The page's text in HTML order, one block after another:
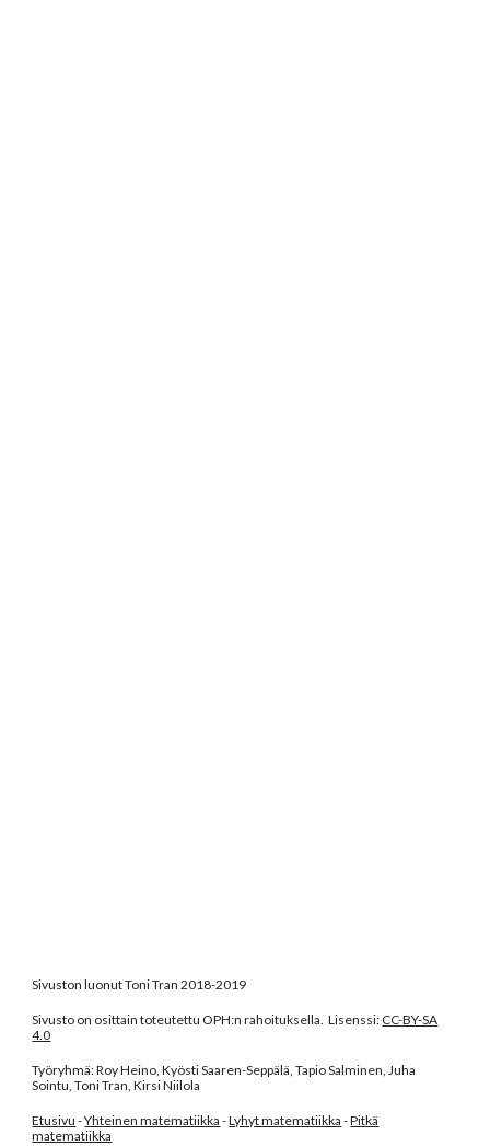
Sivuston luonut Toni Tran 2018-2019
Sivusto on osittain toteutettu OPH:n rahoituksella. Lisenssi: CC-BY-SA
4.0
Työryhmä: Roy Heino, Kyösti Saaren-Seppälä, Tapio Salminen, Juha
Sointu, Toni Tran, Kirsi Niilola
Etusivu -Yhteinen matematiikka -Lyhyt matematiikka -Pitkä
matematiikka